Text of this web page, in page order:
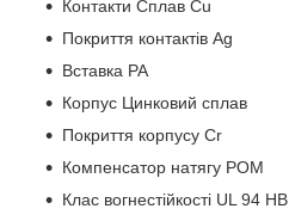
Контакти Сплав Cu
Покриття контактів Ag
Вставка PA
Корпус Цинковий сплав
Покриття корпусу Cr
Компенсатор натягу POM
Клас вогнестійкості UL 94 HB